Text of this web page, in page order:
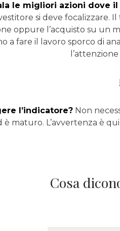
le migliori azioni dove
si deve focalizzare.
oppure l’acquisto su un
a fare il lavoro sporco di
l’indicatore? Non
è maturo. L’avvertenza è
Cosa